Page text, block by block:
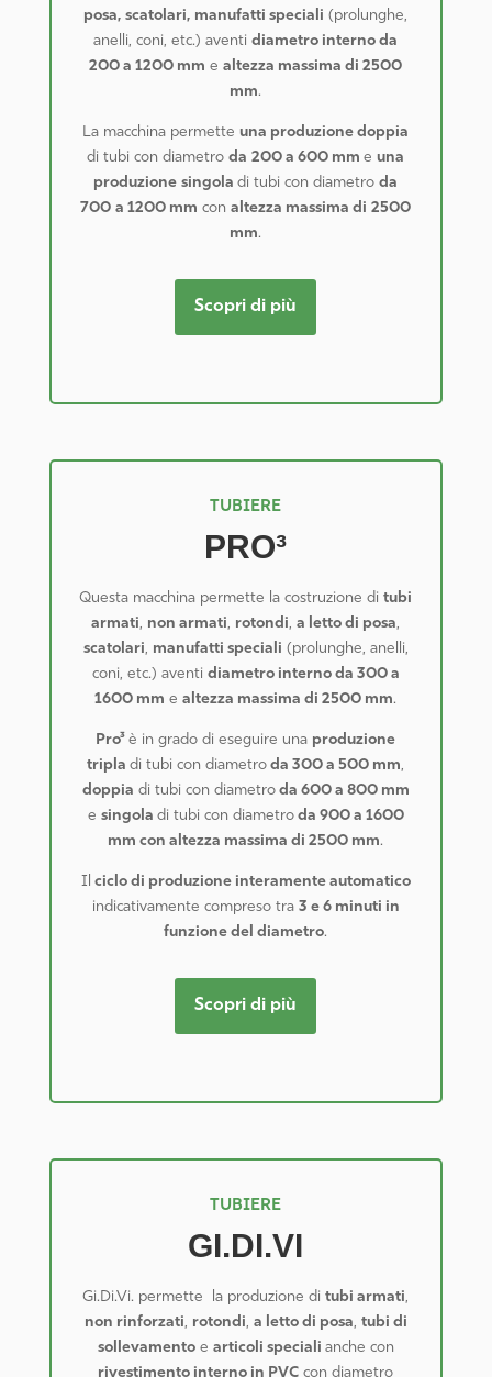
posa, scatolari, manufatti speciali (prolunghe,
anelli, coni, etc.) aventidiametro interno da
200 a 1200 mm ealtezza massima di 2500
mm.
La macchina permetteuna produzione doppia
di tubi con diametroda 200 a 600 mmeuna
produzione singoladi tubi con diametroda
700 a 1200 mm conaltezza massima di 2500
mm.
Scopri di più
TUBIERE
PRO³
Questa macchina permette la costruzione ditubi
armati, non armati, rotondi,a letto di posa,
scatolari, manufatti speciali (prolunghe, anelli,
coni, etc.) aventi diametro interno da 300 a
1600 mm ealtezza massima di 2500 mm.
Pro³è in grado di eseguire una produzione
tripladi tubi con diametro da 300 a 500 mm,
doppia di tubi con diametroda 600 a 800 mm
e singola di tubi con diametroda 900 a 1600
mm con altezza massima di 2500 mm.
Il ciclo di produzione interamente automatico
indicativamente compreso tra 3 e 6 minuti in
funzione del diametro.
Scopri di più
TUBIERE
GI.DI.VI
Gi.Di.Vi. permette la produzione ditubi armati,
non rinforzati, rotondi, a letto di posa, tubi di
sollevamentoe articoli speciali anche con
rivestimento interno in PVC con diametro